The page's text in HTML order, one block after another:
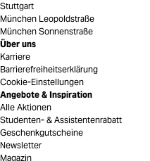
Stuttgart
München Leopoldstraße
München Sonnenstraße
Über uns
Karriere
Barrierefreiheitserklärung
Cookie-Einstellungen
Angebote & Inspiration
Alle Aktionen
Studenten- & Assistentenrabatt
Geschenkgutscheine
Newsletter
Magazin